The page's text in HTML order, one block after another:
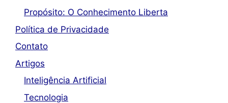
Propósito: O Conhecimento Liberta
Política de Privacidade
Contato
Artigos
Inteligência Artificial
Tecnologia